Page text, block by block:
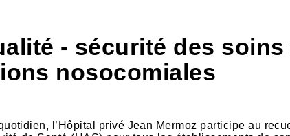
- sécurité des soins
nosocomiales
l’Hôpital privé Jean Mermoz participe au